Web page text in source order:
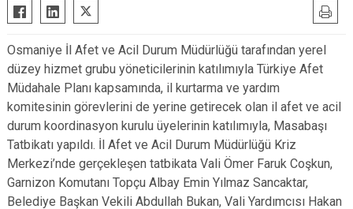
Osmaniye İl Afet ve Acil Durum Müdürlüğü tarafından yerel
düzey hizmet grubu yöneticilerinin katılımıyla Türkiye Afet
Müdahale Planı kapsamında, il kurtarma ve yardım
komitesinin görevlerini de yerine getirecek olan il afet ve acil
durum koordinasyon kurulu üyelerinin katılımıyla, Masabaşı
Tatbikatı yapıldı. İl Afet ve Acil Durum Müdürlüğü Kriz
Merkezi’nde gerçekleşen tatbikata Vali Ömer Faruk Coşkun,
Garnizon Komutanı Topçu Albay Emin Yılmaz Sancaktar,
Belediye Başkan Vekili Abdullah Bukan, Vali Yardımcısı Hakan